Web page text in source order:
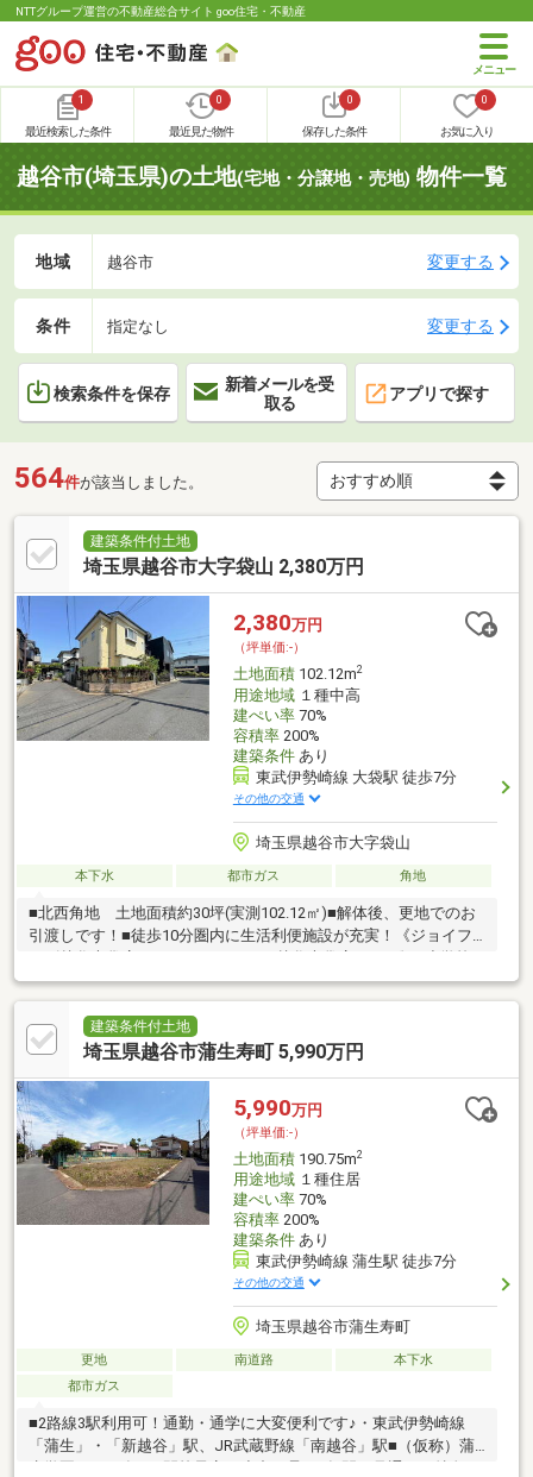
NTTグループ運営の不動産総合サイト goo住宅・不動産
1
最近検索した条件
0
最近見た物件
0
保存した条件
0
お気に入り
越谷市(埼玉県)の土地(宅地・分譲地・売地) 物件一覧
地域 越谷市 変更する
条件 指定なし 変更する
検索条件を保存
新着メールを受
取る
アプリで探す
564件が該当しました。
建築条件付土地
埼玉県越谷市大字袋山 2,380万円
2,380万円
（坪単価:-）
土地面積102.12m2
用途地域１種中高
建ぺい率70%
容積率200%
建築条件あり
東武伊勢崎線 大袋駅 徒歩7分
その他の交通
埼玉県越谷市大字袋山
本下水 都市ガス 角地
■北西角地 土地面積約30坪(実測102.12㎡)■解体後、更地でのお
引渡しです！■徒歩10分圏内に生活利便施設が充実！《ジョイフ
ーズ越谷大袋店/350ｍ ウエルシア越谷大袋店/350ｍ》■小学校
まで徒歩7分、子育て環境も良好のエリア◎《大袋東小学校/500
ｍ 大袋中学校/1300ｍ》■ポラスグループの4つの注文住宅ブラ
ンドよりお選びいただけます♪■建物参考プランの作成も承ります
☆備考/※建築基準法第22条区域※水道管引込費用が別途かかりま
軽にお問い合わせください◆◇
建築条件付土地
埼玉県越谷市蒲生寿町 5,990万円
5,990万円
（坪単価:-）
土地面積190.75m2
用途地域１種住居
建ぺい率70%
容積率200%
建築条件あり
東武伊勢崎線 蒲生駅 徒歩7分
その他の交通
埼玉県越谷市蒲生寿町
更地 南道路
本下水
都市ガス
■2路線3駅利用可！通勤・通学に大変便利です♪・東武伊勢崎線
「蒲生」・「新越谷」駅、JR武蔵野線「南越谷」駅■（仮称）蒲